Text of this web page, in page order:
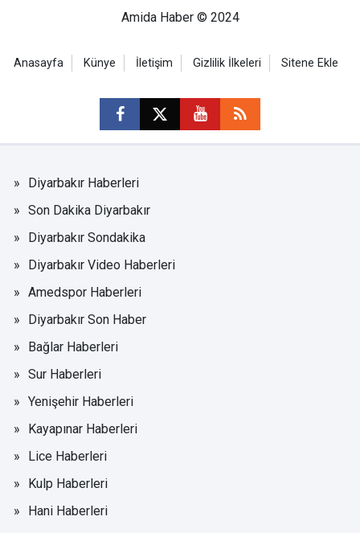
Amida Haber © 2024
Anasayfa Künye İletişim Gizlilik İlkeleri Sitene Ekle
Diyarbakır Haberleri
Son Dakika Diyarbakır
Diyarbakır Sondakika
Diyarbakır Video Haberleri
Amedspor Haberleri
Diyarbakır Son Haber
Bağlar Haberleri
Sur Haberleri
Yenişehir Haberleri
Kayapınar Haberleri
Lice Haberleri
Kulp Haberleri
Hani Haberleri